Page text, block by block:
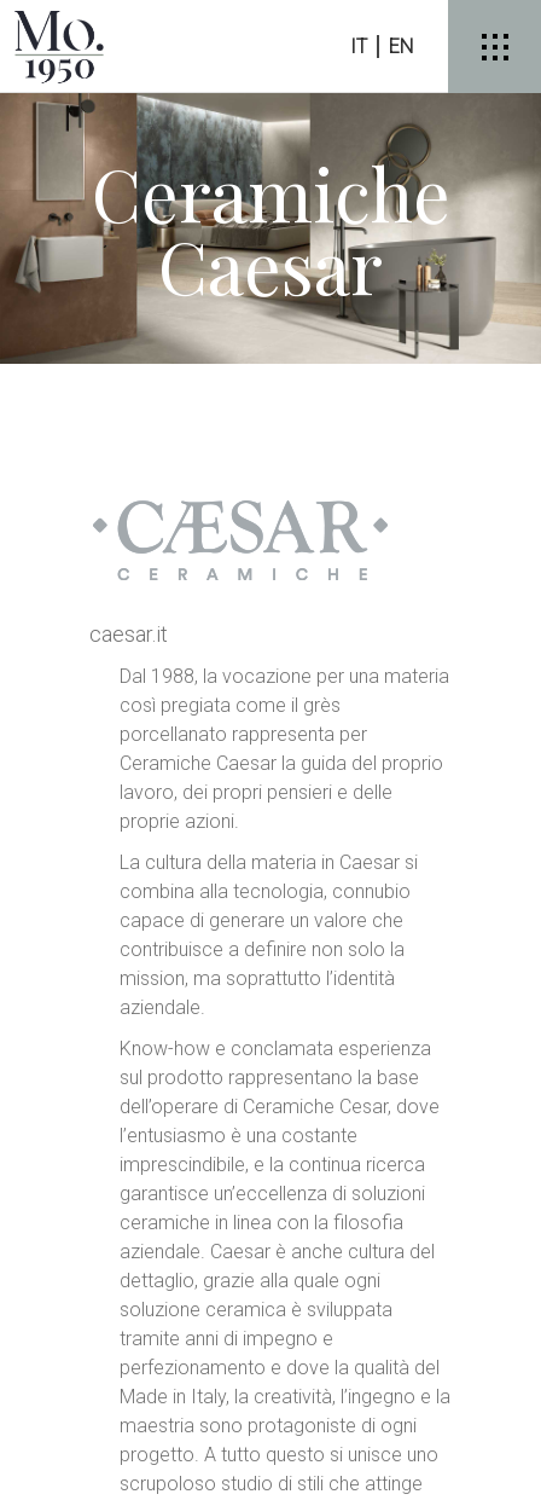
IT EN
Ceramiche
Caesar
caesar.it
Dal 1988, la vocazione per una materia
così pregiata come il grès
porcellanato rappresenta per
Ceramiche Caesar la guida del proprio
lavoro, dei propri pensieri e delle
proprie azioni.
La cultura della materia in Caesar si
combina alla tecnologia, connubio
capace di generare un valore che
contribuisce a definire non solo la
mission, ma soprattutto l’identità
aziendale.
Know-how e conclamata esperienza
sul prodotto rappresentano la base
dell’operare di Ceramiche Cesar, dove
l’entusiasmo è una costante
imprescindibile, e la continua ricerca
garantisce un’eccellenza di soluzioni
ceramiche in linea con la filosofia
aziendale. Caesar è anche cultura del
dettaglio, grazie alla quale ogni
soluzione ceramica è sviluppata
tramite anni di impegno e
perfezionamento e dove la qualità del
Made in Italy, la creatività, l’ingegno e la
maestria sono protagoniste di ogni
progetto. A tutto questo si unisce uno
scrupoloso studio di stili che attinge